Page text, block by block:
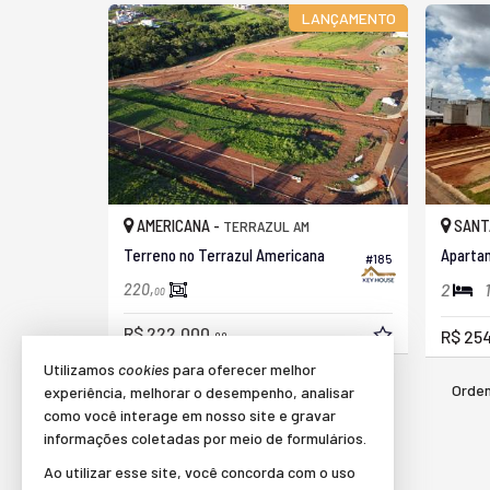
LANÇAMENTO
#185
AMERICANA - TERRAZUL AM
Terreno no Terrazul Americana
220,00
R$ 222.000, 00
2 1
R$
285imóveis encontrados
Utilizamos cookiespara oferecer melhor
experiência, melhorar o desempenho, analisar
como você interage em nosso site e gravar
informações coletadas por meio de formulários.
Ao utilizar esse site, você concorda com o uso